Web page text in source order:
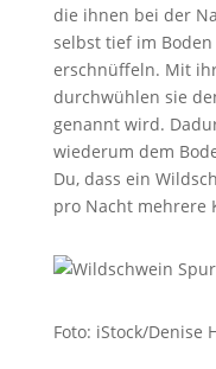
die ihnen bei der
selbst tief im
erschnüffeln. Mit
durchwühlen sie
genannt wird.
wiederum dem
Du, dass ein
pro Nacht mehrere
Foto: iStock/Denise